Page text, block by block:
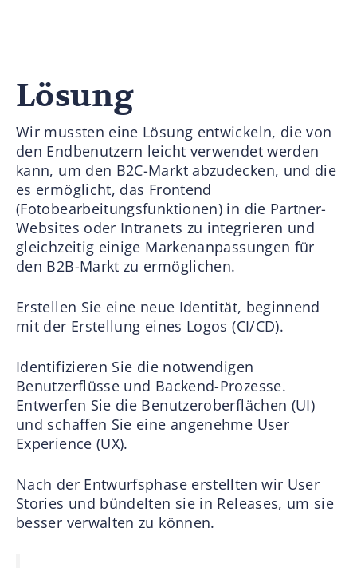
Lösung
Wir mussten eine Lösung entwickeln, die von
den Endbenutzern leicht verwendet werden
kann, um den B2C-Markt abzudecken, und die
es ermöglicht, das Frontend
(Fotobearbeitungsfunktionen) in die Partner-
Websites oder Intranets zu integrieren und
gleichzeitig einige Markenanpassungen für
den B2B-Markt zu ermöglichen.
Erstellen Sie eine neue Identität, beginnend
mit der Erstellung eines Logos (CI/CD).
Identifizieren Sie die notwendigen
Benutzerflüsse und Backend-Prozesse.
Entwerfen Sie die Benutzeroberflächen (UI)
und schaffen Sie eine angenehme User
Experience (UX).
Nach der Entwurfsphase erstellten wir User
Stories und bündelten sie in Releases, um sie
besser verwalten zu können.